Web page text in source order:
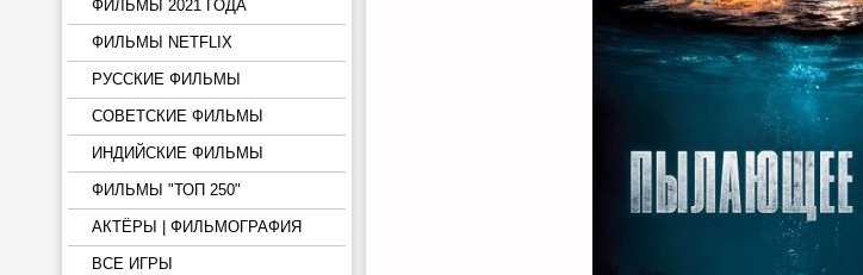
ФИЛЬМЫ 2021 ГОДА
ФИЛЬМЫ NETFLIX
РУССКИЕ ФИЛЬМЫ
СОВЕТСКИЕ ФИЛЬМЫ
ИНДИЙСКИЕ ФИЛЬМЫ
ФИЛЬМЫ "ТОП 250"
АКТЁРЫ | ФИЛЬМОГРАФИЯ
ВСЕ ИГРЫ